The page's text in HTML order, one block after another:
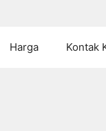
Harga Kontak